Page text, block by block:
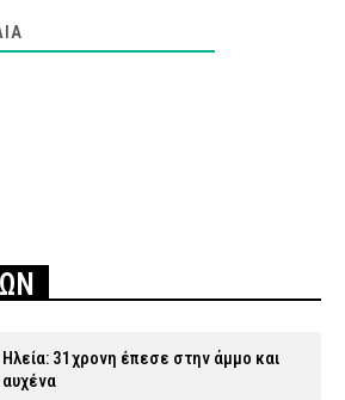
31χρονη έπεσε στην άμμο και